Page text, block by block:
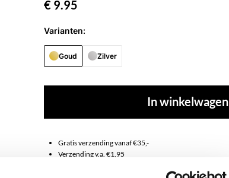
€ 9.95
Varianten:
Goud Zilver
In winkelwagen
Gratis verzending vanaf €35,-
Verzending v.a. €1,95